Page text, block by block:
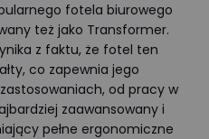
fotela biurowego
też jako Transformer.
z faktu, że fotel ten
co zapewnia jego
od pracy w
zaawansowany i
pełne ergonomiczne